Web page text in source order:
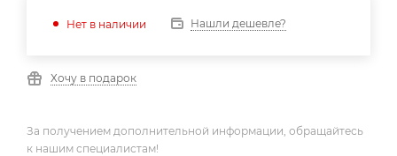
Нет в наличии Нашли дешевле?
Хочу в подарок
За получением дополнительной информации, обращайтесь
к нашим специалистам!